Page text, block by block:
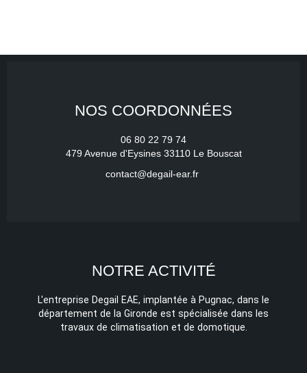
NOS COORDONNÉES
06 80 22 79 74
479 Avenue d'Eysines 33110 Le Bouscat
contact@degail-ear.fr
NOTRE ACTIVITÉ
L'entreprise Degail EAE, implantée à Pugnac, dans le
département de la Gironde est spécialisée dans les
travaux de climatisation et de domotique.